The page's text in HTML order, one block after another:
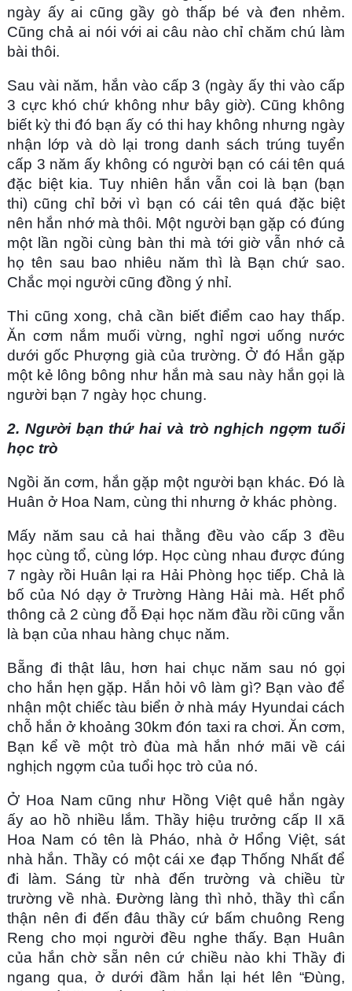
ngày ấy ai cũng gầy gò thấp bé và đen nhẻm.
Cũng chả ai nói với ai câu nào chỉ chăm chú làm
bài thôi.
Sau vài năm, hắn vào cấp 3 (ngày ấy thi vào cấp
3 cực khó chứ không như bây giờ). Cũng không
biết kỳ thi đó bạn ấy có thi hay không nhưng ngày
nhận lớp và dò lại trong danh sách trúng tuyển
cấp 3 năm ấy không có người bạn có cái tên quá
đặc biệt kia. Tuy nhiên hắn vẫn coi là bạn (bạn
thi) cũng chỉ bởi vì bạn có cái tên quá đặc biệt
nên hắn nhớ mà thôi. Một người bạn gặp có đúng
một lần ngồi cùng bàn thi mà tới giờ vẫn nhớ cả
họ tên sau bao nhiêu năm thì là Bạn chứ sao.
Chắc mọi người cũng đồng ý nhỉ.
Thi cũng xong, chả cần biết điểm cao hay thấp.
Ăn cơm nắm muối vừng, nghỉ ngơi uống nước
dưới gốc Phượng già của trường. Ở đó Hắn gặp
một kẻ lông bông như hắn mà sau này hắn gọi là
người bạn 7 ngày học chung.
2. Người bạn thứ hai và trò nghịch ngợm tuổi
học trò
Ngồi ăn cơm, hắn gặp một người bạn khác. Đó là
Huân ở Hoa Nam, cùng thi nhưng ở khác phòng.
Mấy năm sau cả hai thằng đều vào cấp 3 đều
học cùng tổ, cùng lớp. Học cùng nhau được đúng
7 ngày rồi Huân lại ra Hải Phòng học tiếp. Chả là
bố của Nó dạy ở Trường Hàng Hải mà. Hết phổ
thông cả 2 cùng đỗ Đại học năm đầu rồi cũng vẫn
là bạn của nhau hàng chục năm.
Bẵng đi thật lâu, hơn hai chục năm sau nó gọi
cho hắn hẹn gặp. Hắn hỏi vô làm gì? Bạn vào để
nhận một chiếc tàu biển ở nhà máy Hyundai cách
chỗ hắn ở khoảng 30km đón taxi ra chơi. Ăn cơm,
Bạn kể về một trò đùa mà hắn nhớ mãi về cái
nghịch ngợm của tuổi học trò của nó.
Ở Hoa Nam cũng như Hồng Việt quê hắn ngày
ấy ao hồ nhiều lắm. Thầy hiệu trưởng cấp II xã
Hoa Nam có tên là Pháo, nhà ở Hổng Việt, sát
nhà hắn. Thầy có một cái xe đạp Thống Nhất để
đi làm. Sáng từ nhà đến trường và chiều từ
trường về nhà. Đường làng thì nhỏ, thầy thì cẩn
thận nên đi đến đâu thầy cứ bấm chuông Reng
Reng cho mọi người đều nghe thấy. Bạn Huân
của hắn chờ sẵn nên cứ chiều nào khi Thầy đi
ngang qua, ở dưới đầm hắn lại hét lên “Đùng,